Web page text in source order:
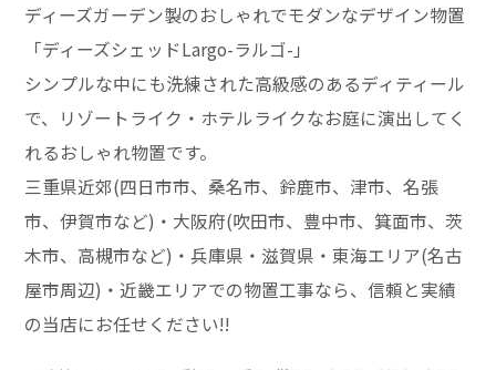
ディーズガーデン製のおしゃれでモダンなデザイン物置
「ディーズシェッドLargo-ラルゴ-」
シンプルな中にも洗練された高級感のあるディティール
で、リゾートライク・ホテルライクなお庭に演出してく
れるおしゃれ物置です。
三重県近郊(四日市市、桑名市、鈴鹿市、津市、名張
市、伊賀市など)・大阪府(吹田市、豊中市、箕面市、茨
木市、高槻市など)・兵庫県・滋賀県・東海エリア(名古
屋市周辺)・近畿エリアでの物置工事なら、信頼と実績
の当店にお任せください!!